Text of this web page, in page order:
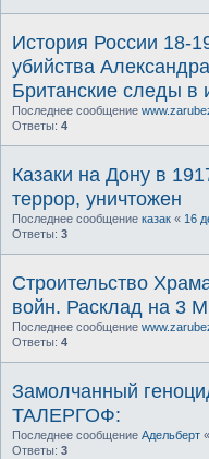
История России 18-
убийства
Британские следы в
Последнее сообщение
Ответы: 4
Казаки на Дону в
террор, уничтожен
Последнее сообщение казак « 16
Ответы: 3
Строительство
войн. Расклад на 3
Последнее сообщение
Ответы: 4
Замолчанный
ТАЛЕРГОФ:
Последнее сообщение Адельберт «
Ответы: 3